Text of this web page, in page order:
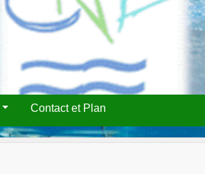
Contact et Plan